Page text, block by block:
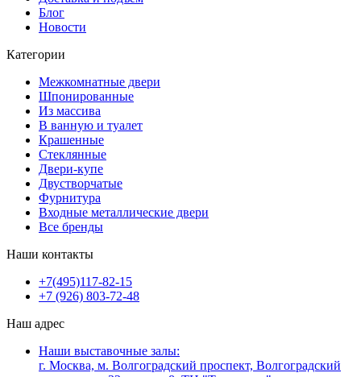
Блог
Новости
Категории
Межкомнатные двери
Шпонированные
Из массива
В ванную и туалет
Крашенные
Стеклянные
Двери-купе
Двустворчатые
Фурнитура
Входные металлические двери
Все бренды
Наши контакты
+7(495)117-82-15
+7 (926) 803-72-48
Наш адрес
Наши выставочные залы:
г. Москва, м. Волгоградский проспект, Волгоградский